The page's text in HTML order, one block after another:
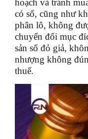
có sổ, cũng như
phân lô, không
chuyển đổi mục
sản sổ đỏ giả,
nhượng không
thuế.